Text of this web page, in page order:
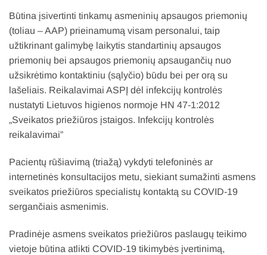
Būtina įsivertinti tinkamų asmeninių apsaugos priemonių
(toliau – AAP) prieinamumą visam personalui, taip
užtikrinant galimybę laikytis standartinių apsaugos
priemonių bei apsaugos priemonių apsaugančių nuo
užsikrėtimo kontaktiniu (sąlyčio) būdu bei per orą su
lašeliais. Reikalavimai ASPĮ dėl infekcijų kontrolės
nustatyti Lietuvos higienos normoje HN 47-1:2012
„Sveikatos priežiūros įstaigos. Infekcijų kontrolės
reikalavimai”
Pacientų rūšiavimą (triažą) vykdyti telefoninės ar
internetinės konsultacijos metu, siekiant sumažinti asmens
sveikatos priežiūros specialistų kontaktą su COVID-19
sergančiais asmenimis.
Pradinėje asmens sveikatos priežiūros paslaugų teikimo
vietoje būtina atlikti COVID-19 tikimybės įvertinimą,